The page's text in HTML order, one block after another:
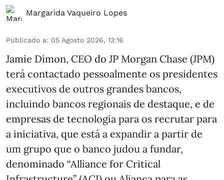
Margarida Vaqueiro Lopes
Publicado a: 05 Agosto 2026, 13:16
Jamie Dimon, CEO do JP Morgan Chase (JPM)
terá contactado pessoalmente os presidentes
executivos de outros grandes bancos,
incluindo bancos regionais de destaque, e de
empresas de tecnologia para os recrutar para
a iniciativa, que está a expandir a partir de
um grupo que o banco judou a fundar,
denominado “Alliance for Critical